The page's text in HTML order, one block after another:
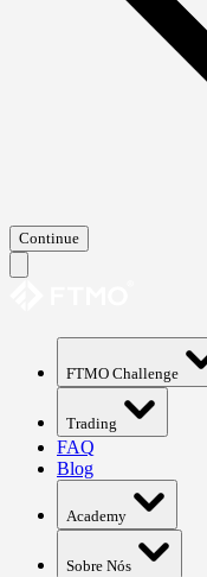
Continue
FTMO Challenge
Trading
FAQ
Blog
Academy
Sobre Nós